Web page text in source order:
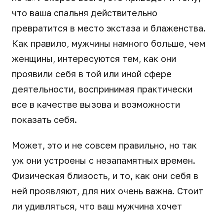
что ваша спальня действительно
превратится в место экстаза и блаженства.
Как правило, мужчины намного больше, чем
женщины, интересуются тем, как они
проявили себя в той или иной сфере
деятельности, воспринимая практически
все в качестве вызова и возможности
показать себя.
Может, это и не совсем правильно, но так
уж они устроены с незапамятных времен.
Физическая близость, и то, как они себя в
ней проявляют, для них очень важна. Стоит
ли удивляться, что ваш мужчина хочет